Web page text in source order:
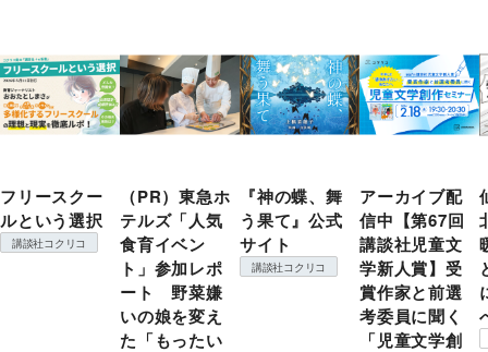
フリースクー
ルという選択
講談社コクリコ
（PR）東急ホ
テルズ「人気
食育イベン
ト」参加レポ
ート 野菜嫌
いの娘を変え
た「もったい
『神の蝶、舞
う果て』公式
サイト
講談社コクリコ
アーカイブ配
信中【第67回
講談社児童文
学新人賞】受
賞作家と前選
考委員に聞く
「児童文学創